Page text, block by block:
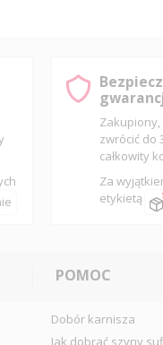
zwrócić do
całkowity
Za
etykietą
POMOC
Dobór karnisza
Jak dobrać szyny